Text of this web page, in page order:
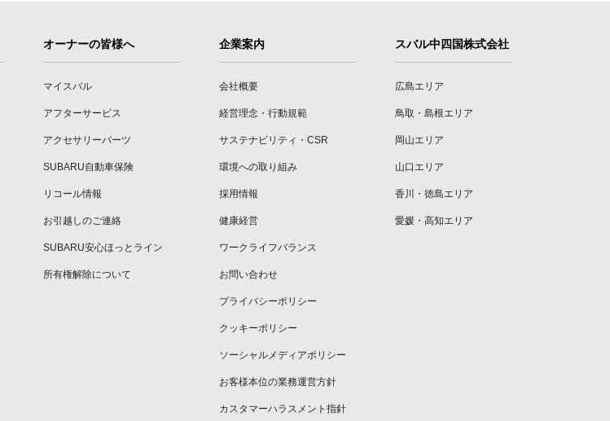
オーナーの皆様へ
マイスバル
アフターサービス
アクセサリーパーツ
SUBARU自動車保険
リコール情報
お引越しのご連絡
SUBARU安心ほっとライン
所有権解除について
企業案内
会社概要
経営理念・行動規範
サステナビリティ・CSR
環境への取り組み
採用情報
健康経営
ワークライフバランス
お問い合わせ
プライバシーポリシー
クッキーポリシー
ソーシャルメディアポリシー
お客様本位の業務運営方針
カスタマーハラスメント指針
スバル中四国株式会社
広島エリア
鳥取・島根エリア
岡山エリア
山口エリア
香川・徳島エリア
愛媛・高知エリア